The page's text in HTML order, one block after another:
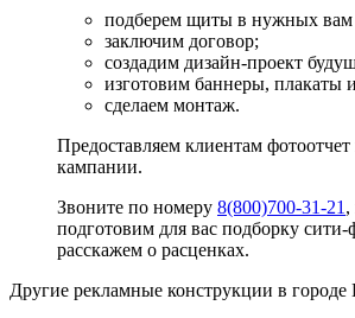
подберем щиты в нужных вам
заключим договор;
создадим дизайн-проект
изготовим баннеры, плакаты
сделаем монтаж.
Предоставляем клиентам
кампании.
Звоните по номеру 8(800)700-31-21 ,
подготовим для вас подборку сити-
расскажем о расценках.
Другие рекламные конструкции в городе